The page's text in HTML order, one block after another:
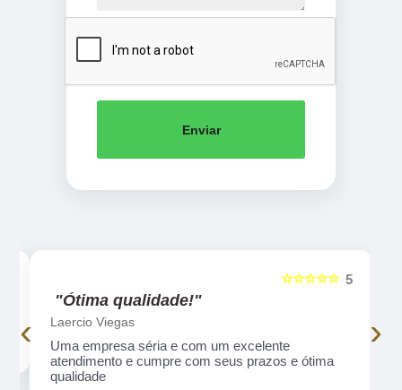
Enviar
5
☆☆☆☆☆
"Ótima qualidade!"
Laercio Viegas
Uma empresa séria e com um excelente
atendimento e cumpre com seus prazos e ótima
qualidade
‹ ›